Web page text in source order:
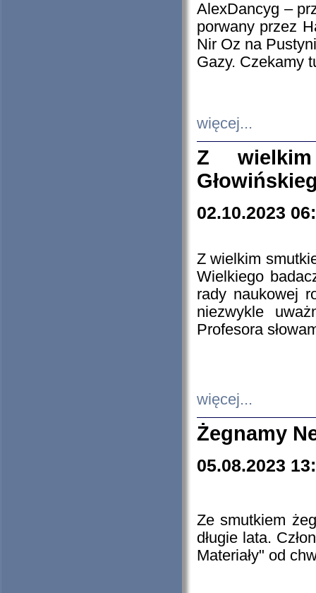
AlexDancyg –
porwany przez
Nir Oz na
Gazy. Czekamy
więcej...
Z
02.10.2023
Z wielkim
Wielkiego
rady naukowej
niezwykle
Profesora
więcej...
Żegnamy
05.08.2023
Ze smutkiem
długie lata.
Materiały" od